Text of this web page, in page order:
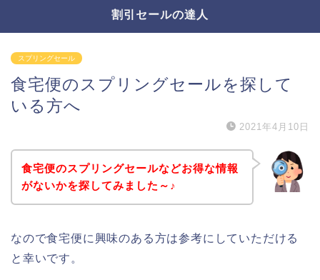
割引セールの達人
スプリングセール
食宅便のスプリングセールを探して
いる方へ
2021年4月10日
食宅便のスプリングセールなどお得な情報
がないかを探してみました～♪
なので食宅便に興味のある方は参考にしていただける
と幸いです。